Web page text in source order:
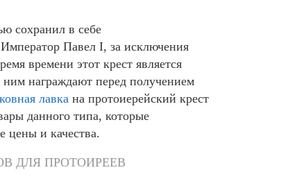
сохранил в себе
Павел I, за исключения
времени этот крест является
награждают перед получением
лавка на протоиерейский крест
данного типа, которые
цены и качества.
ДЛЯ ПРОТОИРЕЕВ